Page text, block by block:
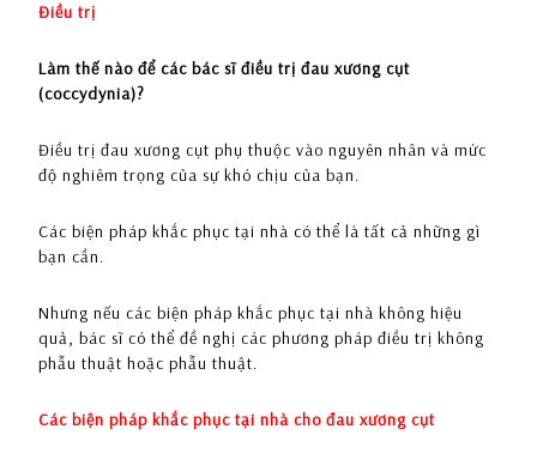
Điều trị
Làm thế nào để các bác sĩ điều trị đau xương cụt
(coccydynia)?
Điều trị đau xương cụt phụ thuộc vào nguyên nhân và mức
độ nghiêm trọng của sự khó chịu của bạn.
Các biện pháp khắc phục tại nhà có thể là tất cả những gì
bạn cần.
Nhưng nếu các biện pháp khắc phục tại nhà không hiệu
quả, bác sĩ có thể đề nghị các phương pháp điều trị không
phẫu thuật hoặc phẫu thuật.
Các biện pháp khắc phục tại nhà cho đau xương cụt